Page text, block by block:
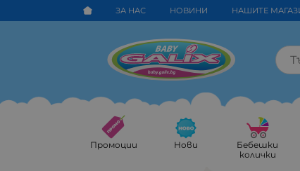
ЗА НАС НОВИНИ НАШИТЕ
Промоции Нови
Бебешки
колички